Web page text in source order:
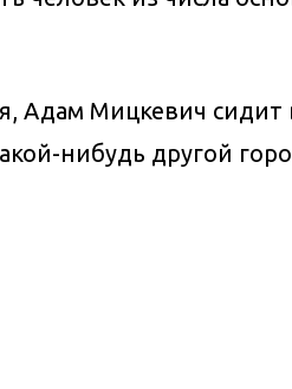
Адам Мицкевич
нибудь другой